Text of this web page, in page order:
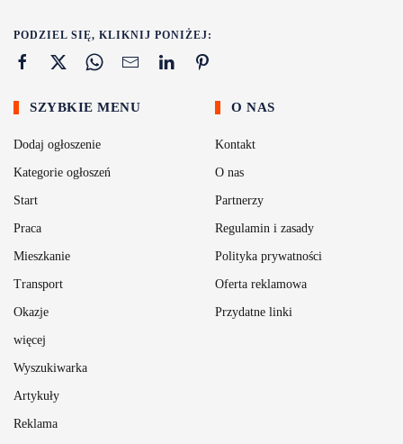
PODZIEL SIĘ, KLIKNIJ PONIŻEJ:
SZYBKIE MENU
Dodaj ogłoszenie
Kategorie ogłoszeń
Start
Praca
Mieszkanie
Transport
Okazje
więcej
Wyszukiwarka
Artykuły
Reklama
O NAS
Kontakt
O nas
Partnerzy
Regulamin i zasady
Polityka prywatności
Oferta reklamowa
Przydatne linki